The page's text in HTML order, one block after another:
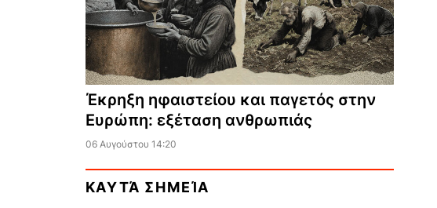
Έκρηξη ηφαιστείου και παγετός στην
Ευρώπη: εξέταση ανθρωπιάς
06 Αυγούστου 14:20
ΚΑΥΤΆ ΣΗΜΕΊΑ